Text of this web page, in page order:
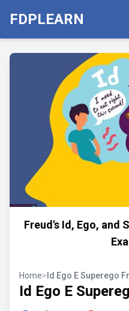
FDPLEARN
Freud's Id, Ego, and
Home> Id Ego E Superego
Id Ego E